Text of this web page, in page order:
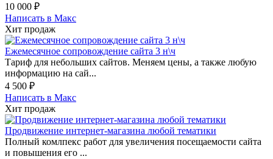
10 000 ₽
Написать в Макс
Хит продаж
Ежемесячное сопровождение сайта 3 н\ч
Тариф для небольших сайтов. Меняем цены, а также любую
информацию на сай...
4 500 ₽
Написать в Макс
Хит продаж
Продвижение интернет-магазина любой тематики
Полный комлпекс работ для увеличения посещаемости сайта
и повышения его ...